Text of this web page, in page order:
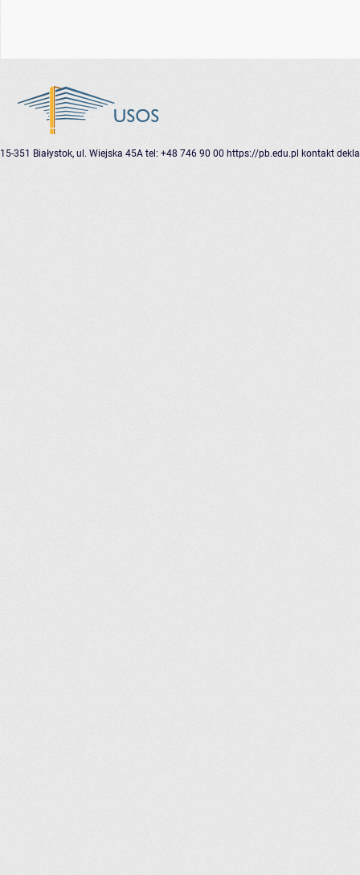
15-351 Białystok, ul. Wiejska 45A tel: +48 746 90 00 https://pb.edu.pl kontakt